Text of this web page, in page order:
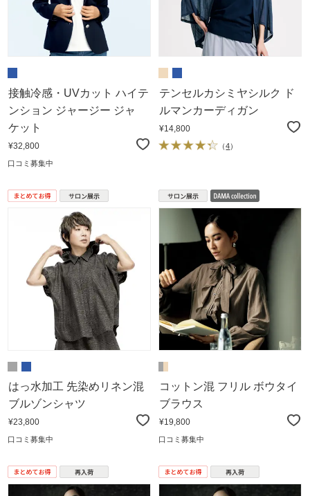
接触冷感・UVカット ハイテ
ンション ジャージー ジャ
ケット
¥32,800
口コミ募集中
テンセルカシミヤシルク ド
ルマンカーディガン
¥14,800
（4）
はっ水加工 先染めリネン混
ブルゾンシャツ
¥23,800
口コミ募集中
コットン混 フリル ボウタイ
ブラウス
¥19,800
口コミ募集中